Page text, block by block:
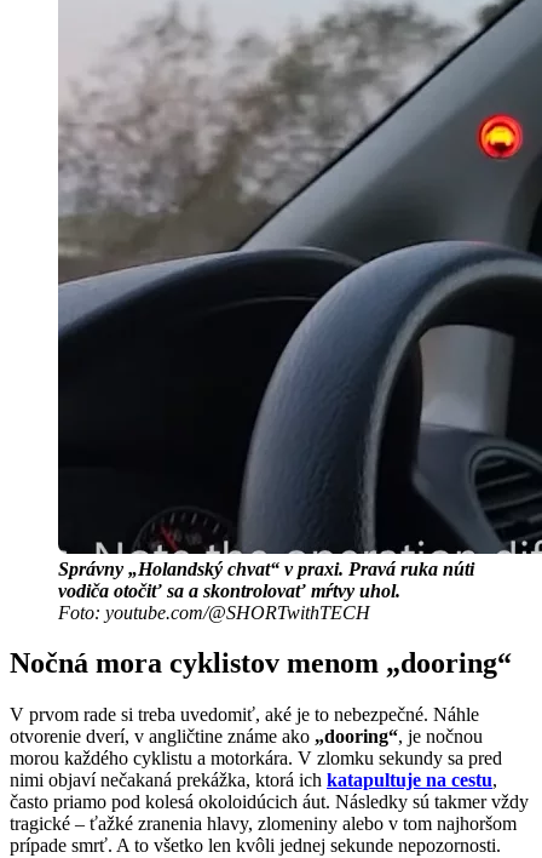
Správny „Holandský chvat“ v praxi. Pravá ruka núti
vodiča otočiť sa a skontrolovať mŕtvy uhol.
Foto: youtube.com/@SHORTwithTECH
Nočná mora cyklistov menom „dooring“
V prvom rade si treba uvedomiť, aké je to nebezpečné. Náhle
otvorenie dverí, v angličtine známe ako „dooring“, je nočnou
morou každého cyklistu a motorkára. V zlomku sekundy sa pred
nimi objaví nečakaná prekážka, ktorá ich katapultuje na cestu,
často priamo pod kolesá okoloidúcich áut. Následky sú takmer vždy
tragické – ťažké zranenia hlavy, zlomeniny alebo v tom najhoršom
prípade smrť. A to všetko len kvôli jednej sekunde nepozornosti.